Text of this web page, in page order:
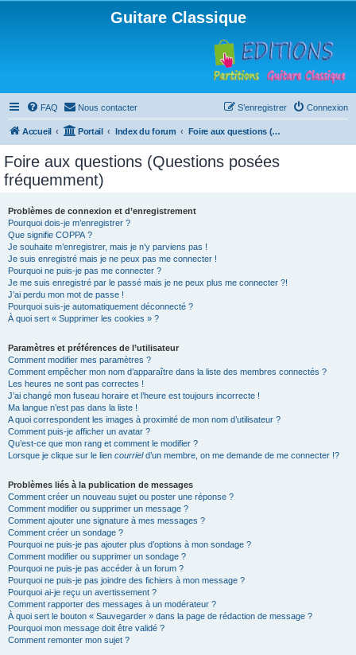
Guitare Classique
FAQ Nous contacter Connexion
S’enregistrer
Accueil Portail Index du forum Foire aux questions (Questions posées fréquemment)
Foire aux questions (Questions posées
fréquemment)
Problèmes de connexion et d’enregistrement
Pourquoi dois-je m’enregistrer ?
Que signifie COPPA ?
Je souhaite m’enregistrer, mais je n’y parviens pas !
Je suis enregistré mais je ne peux pas me connecter !
Pourquoi ne puis-je pas me connecter ?
Je me suis enregistré par le passé mais je ne peux plus me connecter ?!
J’ai perdu mon mot de passe !
Pourquoi suis-je automatiquement déconnecté ?
À quoi sert « Supprimer les cookies » ?
Paramètres et préférences de l’utilisateur
Comment modifier mes paramètres ?
Comment empêcher mon nom d’apparaître dans la liste des membres connectés ?
Les heures ne sont pas correctes !
J’ai changé mon fuseau horaire et l’heure est toujours incorrecte !
Ma langue n’est pas dans la liste !
A quoi correspondent les images à proximité de mon nom d’utilisateur ?
Comment puis-je afficher un avatar ?
Qu’est-ce que mon rang et comment le modifier ?
Lorsque je clique sur le lien courrield’un membre, on me demande de me connecter !?
Problèmes liés à la publication de messages
Comment créer un nouveau sujet ou poster une réponse ?
Comment modifier ou supprimer un message ?
Comment ajouter une signature à mes messages ?
Comment créer un sondage ?
Pourquoi ne puis-je pas ajouter plus d’options à mon sondage ?
Comment modifier ou supprimer un sondage ?
Pourquoi ne puis-je pas accéder à un forum ?
Pourquoi ne puis-je pas joindre des fichiers à mon message ?
Pourquoi ai-je reçu un avertissement ?
Comment rapporter des messages à un modérateur ?
À quoi sert le bouton « Sauvegarder » dans la page de rédaction de message ?
Pourquoi mon message doit être validé ?
Comment remonter mon sujet ?